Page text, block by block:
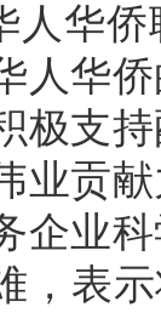
人华
人华
极支
业贡
企业
，表